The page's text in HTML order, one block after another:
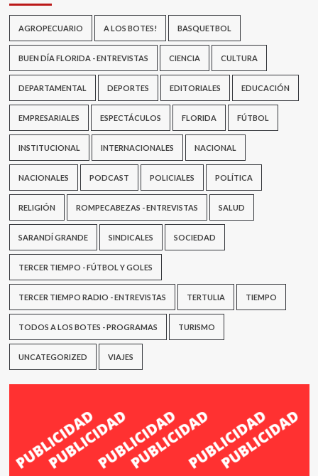
AGROPECUARIO A LOS BOTES! BASQUETBOL
BUEN DÍA FLORIDA - ENTREVISTAS CIENCIA CULTURA
DEPARTAMENTAL DEPORTES EDITORIALES EDUCACIÓN
EMPRESARIALES ESPECTÁCULOS FLORIDA FÚTBOL
INSTITUCIONAL INTERNACIONALES NACIONAL
NACIONALES PODCAST POLICIALES POLÍTICA
RELIGIÓN ROMPECABEZAS - ENTREVISTAS SALUD
SARANDÍ GRANDE SINDICALES SOCIEDAD
TERCER TIEMPO - FÚTBOL Y GOLES
TERCER TIEMPO RADIO - ENTREVISTAS TERTULIA TIEMPO
TODOS A LOS BOTES - PROGRAMAS TURISMO
UNCATEGORIZED VIAJES